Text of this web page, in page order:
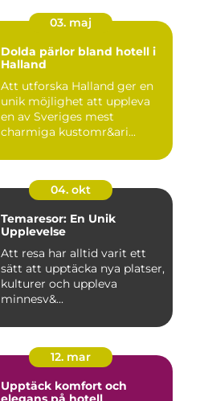
03. maj
Dolda pärlor bland hotell i
Halland
Att utforska Halland ger en
unik möjlighet att uppleva
en av Sveriges mest
charmiga kustomr&ari...
04. okt
Temaresor: En Unik
Upplevelse
Att resa har alltid varit ett
sätt att upptäcka nya platser,
kulturer och uppleva
minnesv&...
12. mar
Upptäck komfort och